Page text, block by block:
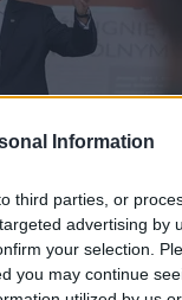
Information
third parties, or
advertising by
your selection.
you may continue
losy